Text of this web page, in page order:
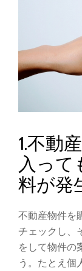
1.不動
入って
料が発
不動産物件を
チェックし、
をして物件の
う。たとえ個